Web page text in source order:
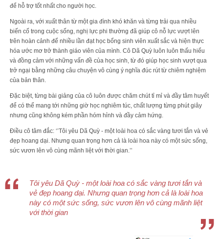
để hỗ trợ tốt nhất cho người học.
Ngoài ra, với xuất thân từ một gia đình khó khăn và từng trải qua nhiều
biến cố trong cuộc sống, nghị lực phi thường đã giúp cô nỗ lực vượt lên
trên hoàn cảnh để nhiều lần đạt học bổng sinh viên xuất sắc và hiện thực
hóa ước mơ trở thành giáo viên của mình. Cô Dã Quỳ luôn luôn thấu hiểu
và đồng cảm với những vấn đề của học sinh, từ đó giúp học sinh vượt qua
trở ngại bằng những câu chuyện vô cùng ý nghĩa đúc rút từ chiêm nghiệm
của bản thân.
Đặc biệt, từng bài giảng của cô luôn được chăm chút tỉ mỉ và đầy tâm huyết
để có thể mang tới những giờ học nghiêm túc, chất lượng từng phút giây
nhưng cũng không kém phần hóm hỉnh và đầy cảm hứng.
Điều cô tâm đắc: ‘’Tôi yêu Dã Quỳ - một loài hoa có sắc vàng tươi tắn và vẻ
đẹp hoang dại. Nhưng quan trọng hơn cả là loài hoa này có một sức sống,
sức vươn lên vô cùng mãnh liệt với thời gian.’’
Tôi yêu Dã Quỳ - một loài hoa có sắc vàng tươi tắn và
vẻ đẹp hoang dại. Nhưng quan trọng hơn cả là loài hoa
này có một sức sống, sức vươn lên vô cùng mãnh liệt
với thời gian